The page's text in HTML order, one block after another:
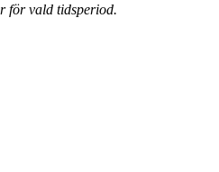
för vald tidsperiod.